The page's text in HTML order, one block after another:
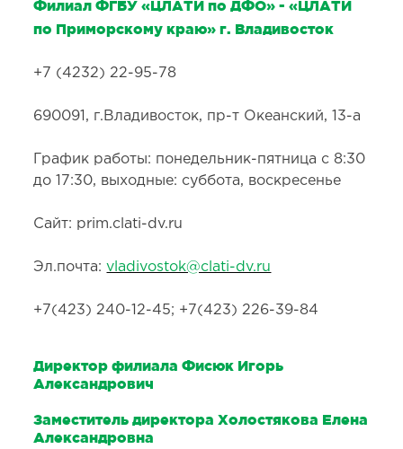
Филиал ФГБУ «ЦЛАТИ по ДФО» - «ЦЛАТИ
по Приморскому краю» г. Владивосток
+7 (4232) 22-95-78
690091, г.Владивосток, пр-т Океанский, 13-а
График работы: понедельник-пятница с 8:30
до 17:30, выходные: суббота, воскресенье
Сайт: prim.clati-dv.ru
Эл.почта:vladivostok@clati-dv.ru
+7(423) 240-12-45; +7(423) 226-39-84
Директор филиала Фисюк Игорь
Александрович
Заместитель директора Холостякова Елена
Александровна